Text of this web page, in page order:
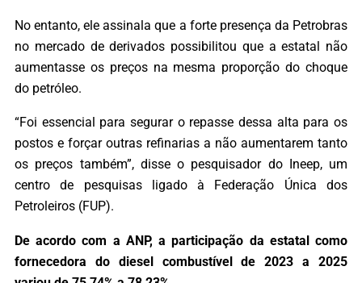
No entanto, ele assinala que a forte presença da Petrobras
no mercado de derivados possibilitou que a estatal não
aumentasse os preços na mesma proporção do choque
do petróleo.
“Foi essencial para segurar o repasse dessa alta para os
postos e forçar outras refinarias a não aumentarem tanto
os preços também”, disse o pesquisador do Ineep, um
centro de pesquisas ligado à Federação Única dos
Petroleiros (FUP).
De acordo com a ANP, a participação da estatal como
fornecedora do diesel combustível de 2023 a 2025